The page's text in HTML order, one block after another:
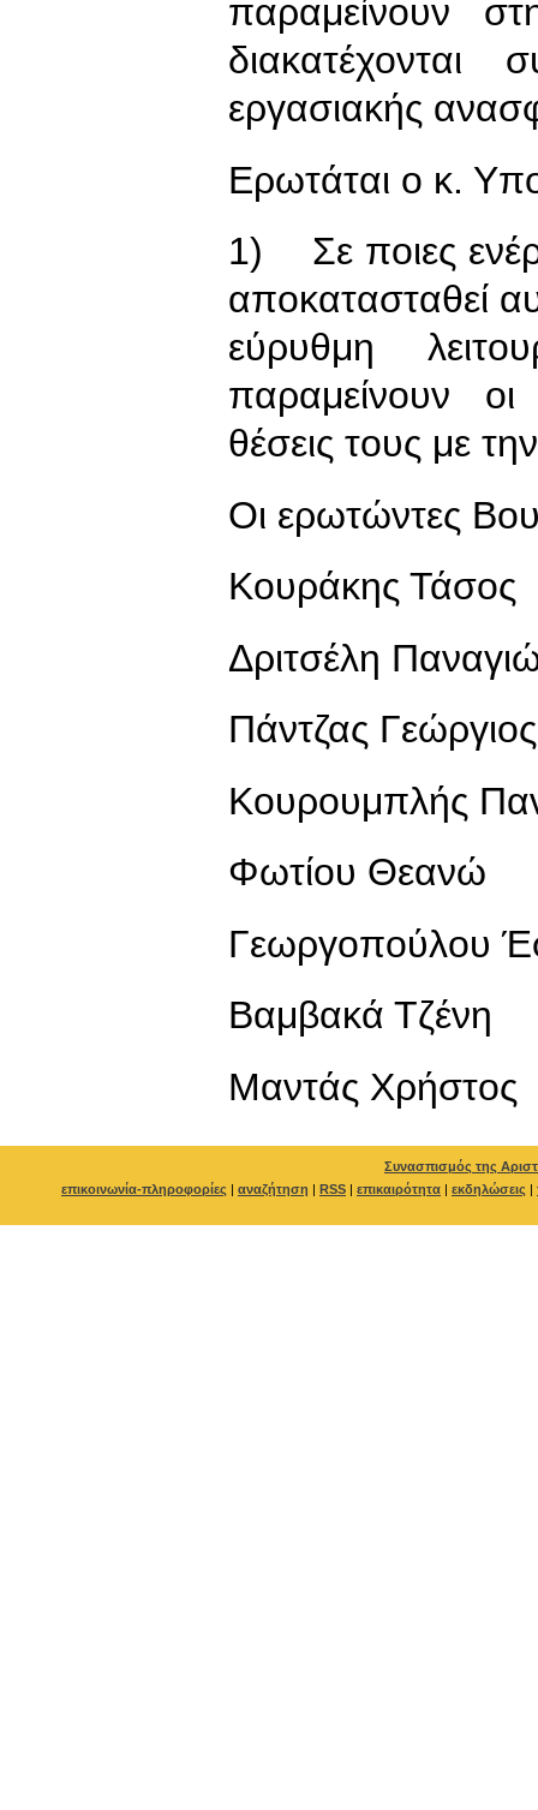
παραμείνουν
εργασιακής
Ερωτάται ο κ.
1) Σε ποιες
αποκατασταθεί
εύρυθμη
παραμείνουν
θέσεις τους με
Οι ερωτώντες
Κουράκης Τάσος
Δριτσέλη
Πάντζας Γεώργιος
Κουρουμπλής
Φωτίου Θεανώ
Γεωργοπούλου
Βαμβακά Τζένη
Μαντάς Χρήστος
Συνασπισμός της
επικοινωνία-πληροφορίες | αναζήτηση | RSS | επικαιρότητα | εκδηλώσεις |